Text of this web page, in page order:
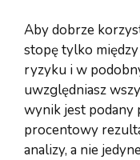
Aby dobrze
stopę tylko
ryzyku i w
uwzględniasz
wynik jest podany
procentowy
analizy, a nie